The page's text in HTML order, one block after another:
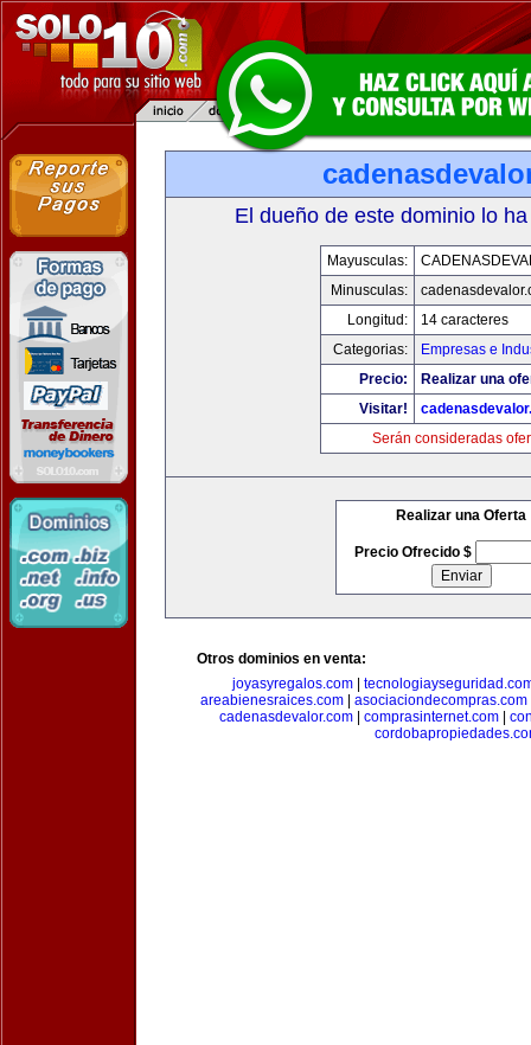
El dueño de este dominio lo
Mayusculas:
Minusculas:
Longitud:
14 caracteres
Categorias:
Empresas e
Precio:
Realizar una
Visitar!
Serán consideradas
Realizar una Oferta
Precio Ofrecido $
Otros dominios en venta:
joyasyregalos.com
areabienesraices.com| asociaciondecompras.com
cadenasdevalor.com
comprasinternet.com